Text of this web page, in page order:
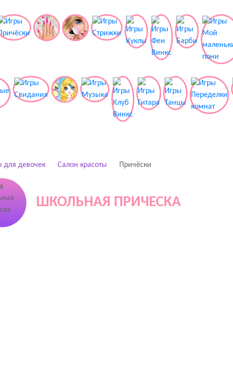
для девочек Салон красоты Причёски
ШКОЛЬНАЯ ПРИЧЕСКА